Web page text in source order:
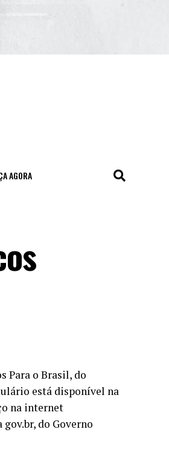
AGORA
Para o Brasil, do
está disponível na
na internet
do Governo